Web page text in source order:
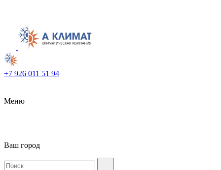
+7 926 011 51 94
Меню
Ваш город